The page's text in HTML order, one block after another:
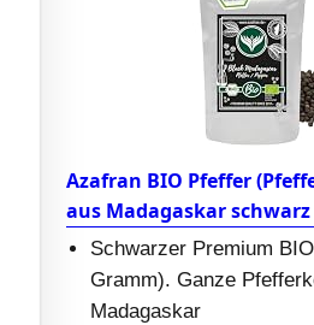
Azafran BIO Pfeffer
aus Madagaskar
Schwarzer Premium
Gramm). Ganze
Madagaskar